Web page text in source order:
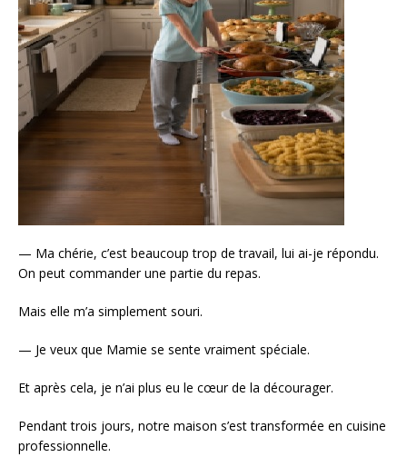
— Ma chérie, c’est beaucoup trop de travail, lui ai-je répondu.
On peut commander une partie du repas.
Mais elle m’a simplement souri.
— Je veux que Mamie se sente vraiment spéciale.
Et après cela, je n’ai plus eu le cœur de la décourager.
Pendant trois jours, notre maison s’est transformée en cuisine
professionnelle.